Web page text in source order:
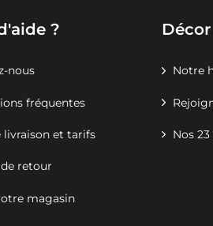
?
nous
fréquentes
livraison et tarifs
retour
magasin
Notre
Nos